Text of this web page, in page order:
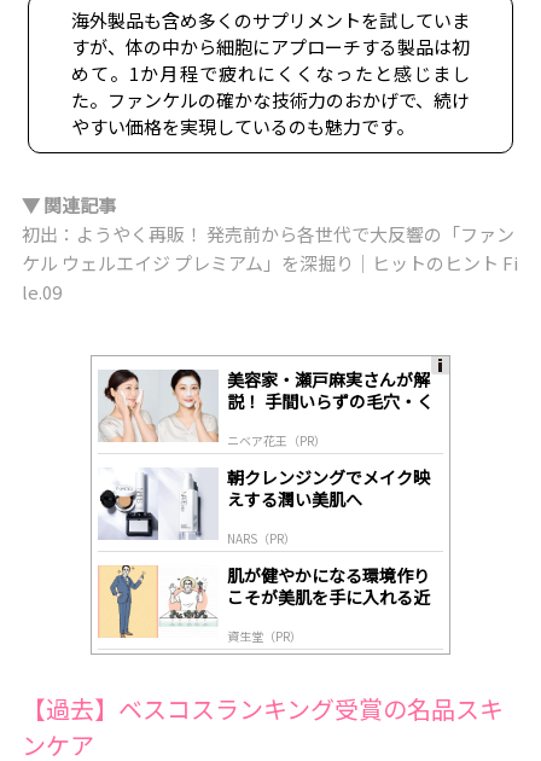
海外製品も含め多くのサプリメントを試していま
すが、体の中から細胞にアプローチする製品は初
めて。1か月程で疲れにくくなったと感じまし
た。ファンケルの確かな技術力のおかげで、続け
やすい価格を実現しているのも魅力です。
▼ 関連記事
初出：ようやく再販！ 発売前から各世代で大反響の「ファン
ケル ウェルエイジ プレミアム」を深掘り｜ヒットのヒント Fi
le.09
美容家・瀬戸麻実さんが解
説！ 手間いらずの毛穴・く
ニベア花王（PR）
朝クレンジングでメイク映
えする潤い美肌へ
NARS（PR）
肌が健やかになる環境作り
こそが美肌を手に入れる近
資生堂（PR）
【過去】ベスコスランキング受賞の名品スキ
ンケア